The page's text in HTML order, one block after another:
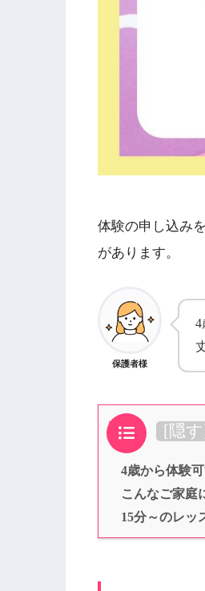
体験の申し込み
があります。
保護者様
4
目次 [隠す
4歳から体験
こんなご家庭
15分～のレッ